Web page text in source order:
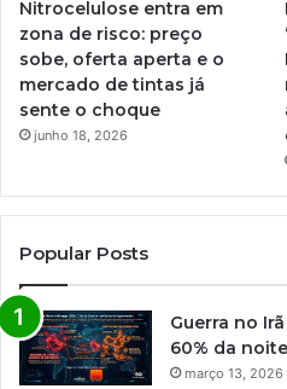
Nitrocelulose entra em
zona de risco: preço
sobe, oferta aperta e o
mercado de tintas já
sente o choque
junho 18, 2026
Popular Posts
Guerra no
60% da
março 13, 2026